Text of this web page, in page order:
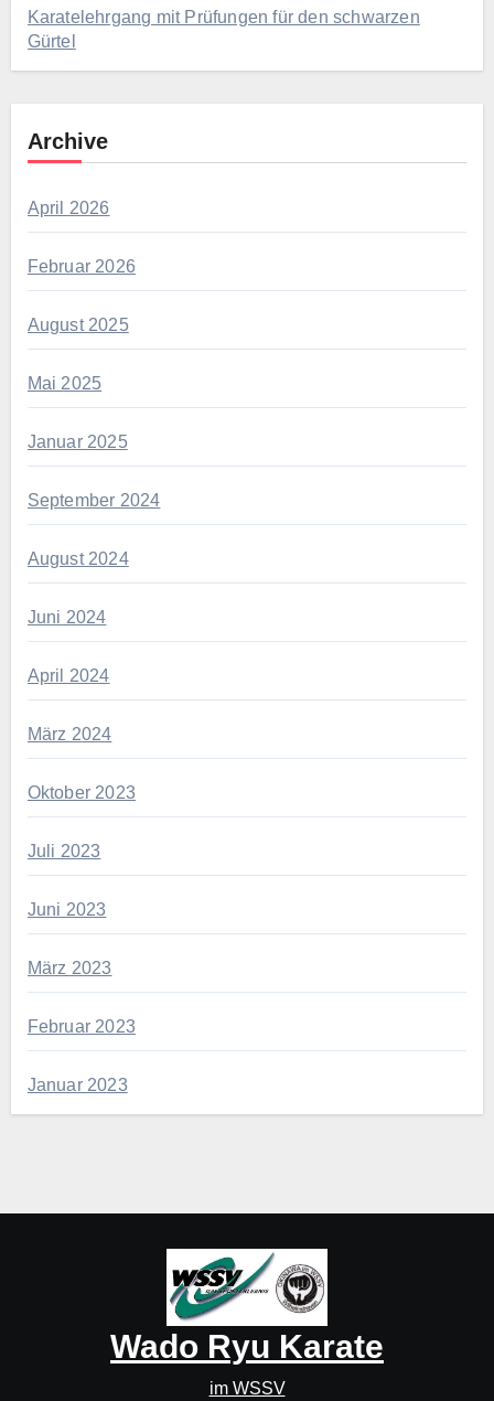
Karatelehrgang mit Prüfungen für den schwarzen
Gürtel
Archive
April 2026
Februar 2026
August 2025
Mai 2025
Januar 2025
September 2024
August 2024
Juni 2024
April 2024
März 2024
Oktober 2023
Juli 2023
Juni 2023
März 2023
Februar 2023
Januar 2023
Wado Ryu Karate
im WSSV